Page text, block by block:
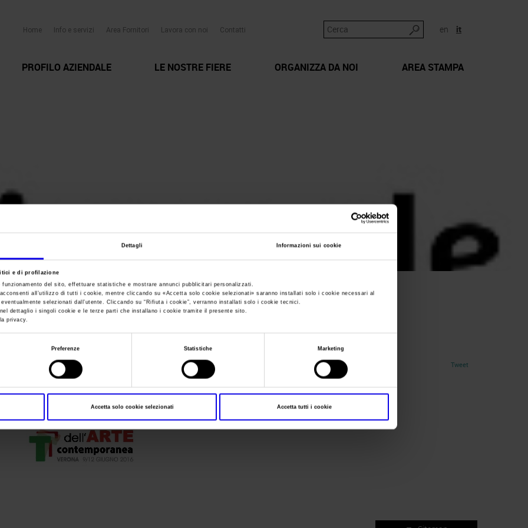
Dettagli Informazioni sui cookie
e di profilazione
del sito, effettuare statistiche e mostrare annunci pubblicitari personalizzati.
all’utilizzo di tutti i cookie, mentre cliccando su «Accetta solo cookie selezionati» saranno installati solo i cookie necessari al
selezionati dall’utente. Cliccando su “Rifiuta i cookie”, verranno installati solo i cookie tecnici.
dettaglio i singoli cookie e le terze parti che installano i cookie tramite il presente sito.
privacy.
Preferenze Statistiche Marketing
Accetta solo cookie selezionati Accetta tutti i cookie
en it
Home Info e servizi Area Fornitori Lavora con noi Contatti
PROFILO AZIENDALE LE NOSTRE FIERE ORGANIZZA DA NOI AREA STAMPA
Sei in:Triennale Italia della creatività>OKTriennale
OKTriennale
Tweet